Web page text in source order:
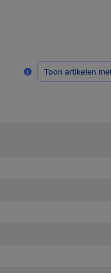
Toon artikelen